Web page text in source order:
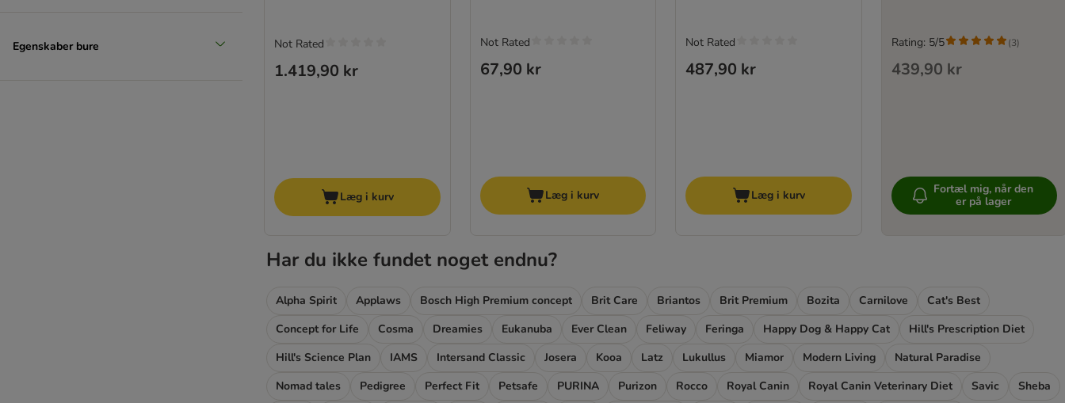
Egenskaber bure
1.419,90 kr
Not Rated
Læg i kurv
67,90 kr
Not Rated
Læg i kurv
487,90 kr
Not Rated
Læg i kurv
439,90 kr
Rating: 5/5 (3)
Fortæl mig, når den
er på lager
Har du ikke fundet noget endnu?
Alpha Spirit Applaws Bosch High Premium concept Brit Care Briantos Brit Premium Bozita Carnilove
Cat's Best
Concept for Life
Cosma Dreamies Eukanuba Ever Clean Feliway Feringa Happy Dog & Happy Cat
Hill's Prescription Diet
Hill's Science Plan
IAMS Intersand Classic Josera Kooa Latz Lukullus Miamor Modern Living
Natural Paradise
Nomad tales
Pedigree Perfect Fit Petsafe PURINA Purizon Rocco Royal Canin Royal Canin Veterinary Diet Savic Sheba